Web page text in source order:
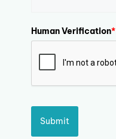
Human Verification*
Submit